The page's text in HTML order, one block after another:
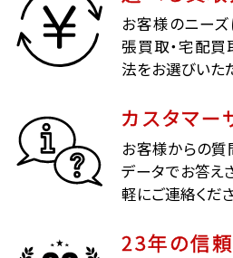
お客様のニーズ
張買取・宅配買
法をお選びいた
カスタマー
お客様からの質
データでお答え
軽にご連絡くだ
23年の信